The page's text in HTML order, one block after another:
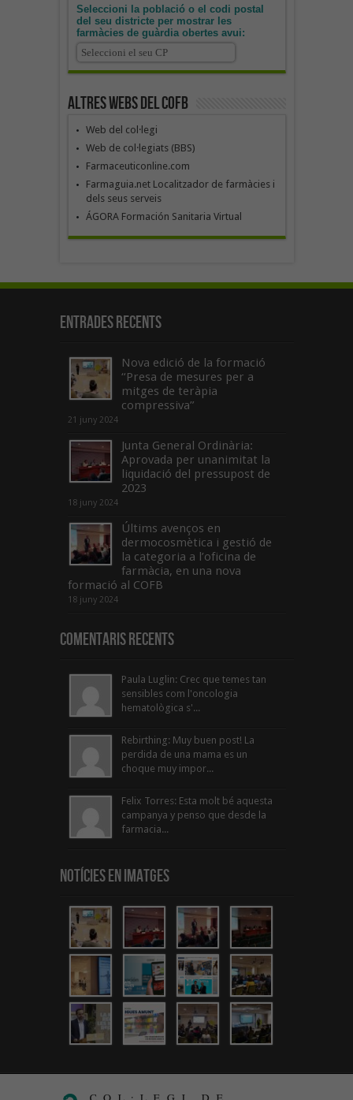
Seleccioni la població o el codi postal
del seu districte per mostrar les
farmàcies de guàrdia obertes avui:
Altres webs del COFB
Web del col·legi
Web de col·legiats (BBS)
Farmaceuticonline.com
Farmaguia.net Localitzador de farmàcies i
dels seus serveis
ÁGORA Formación Sanitaria Virtual
Entrades recents
Nova edició de la formació
“Presa de mesures per a
mitges de teràpia
compressiva”
21 juny 2024
Junta General Ordinària:
Aprovada per unanimitat la
liquidació del pressupost de
2023
18 juny 2024
Últims avenços en
dermocosmètica i gestió de
la categoria a l’oficina de
farmàcia, en una nova
formació al COFB
18 juny 2024
Comentaris Recents
Paula Luglin: Crec que temes tan
sensibles com l'oncologia
hematològica s'...
Rebirthing: Muy buen post! La
perdida de una mama es un
choque muy impor...
Felix Torres: Esta molt bé aquesta
campanya y penso que desde la
farmacia...
Notícies en Imatges